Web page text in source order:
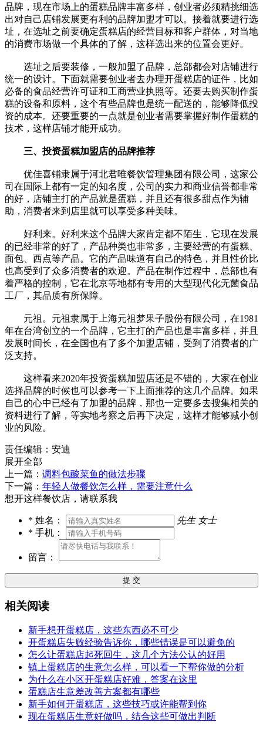
品牌，现在市场上的蛋糕品牌丰富多样，创业者必须精挑细选
出对自己店铺发展更有利的品牌加盟才可以。接着就要进行选
址，在选址之前要确定蛋糕店的经营目标和客户群体，对当地
的消费市场做一个具体的了解，这样选出来的位置会更好。
选址之后要装修，一般加盟了品牌，总部都会对店铺进行
统一的设计。下面就需要创业者去办理开蛋糕店的证件，比如
必备的食品经营许可证和工商营业执照等。还要去购买制作蛋
糕的设备和原料，这个有些品牌也是统一配送的，能够降低投
资的成本。还要重要的一点就是创业者需要掌握好制作蛋糕的
技术，这样店铺才能开成功。
三、投资蛋糕加盟店的品牌推荐
优佳喜铺隶属于河北君唯餐饮管理集团有限公司，这家公
司在国际上都有一定的知名度，公司的实力和商业信誉都非常
的好，店铺主打的产品就是蛋糕，并且还有很多甜点作为辅
助，消费者来到店里就可以享受多种美味。
好利来。好利来这个品牌大家肯定都不陌生，它现在发展
的已经非常的好了，产品种类也非常多，主要经营的有蛋糕、
面包、西点等产品。它的产品味道有自己的特色，并且性价比
也高受到了众多消费者的欢迎。产品在制作过程中，总部也有
着严格的控制，它在北京等地都有专用的大型现代化无菌食品
工厂，其品质有所保障。
元祖。元祖隶属于上海元祖梦果子股份有限公司，在1981
年在台湾创立的一个品牌，它主打的产品也是丰富多样，并且
发展时间长，在全国也有了多个加盟店铺，受到了消费者的广
泛支持。
这样看来2020年投资蛋糕加盟店还是不错的，大家在创业
选择品牌的时候也可以参考一下上面推荐的这几个品牌。如果
自己的心中已经有了加盟的品牌，那也一定要多去搜集相关的
资料进行了解，等实地考察之后再下决定，这样才能够减小创
业的风险。
责任编辑：安迪
展开全部
上一篇： 调料包酸菜鱼的做法步骤
下一篇： 年轻人做餐饮怎么样，需要注意什么
想开这样餐饮店，请联系我
* 姓名： 先生 女士
* 手机：
留言：
提 交
相关阅读
新手想开蛋糕店，这些东西必不可少
开蛋糕店失败经验告诉你，哪些错误是可以避免的
怎么让蛋糕店起死回生，这几个方法公认的好用
镇上蛋糕店的生意怎么样，可以看一下帮你做的分析
为什么在小区开蛋糕店好难，答案在这里
蛋糕店生意差改善方案都有哪些
新手如何开蛋糕店，这些技巧或许能帮到你
现在蛋糕店生意好做吗，结合这些可做出判断